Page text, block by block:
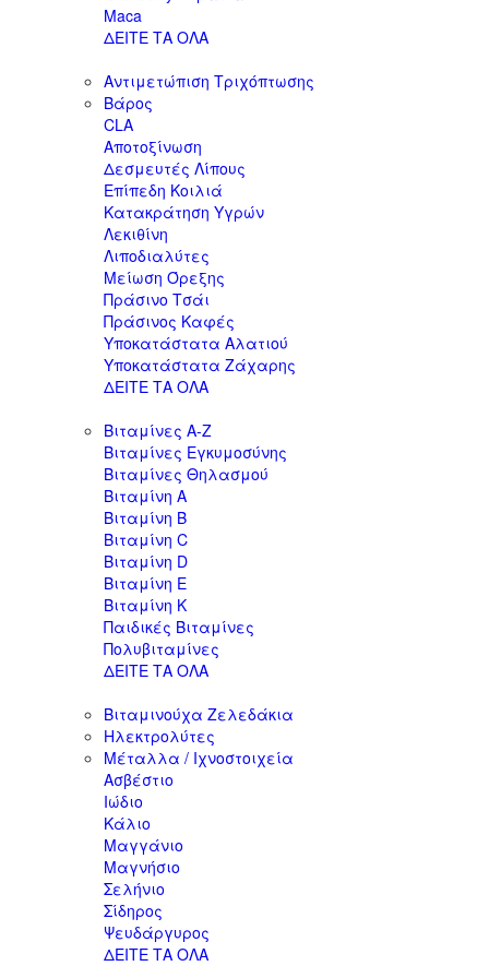
Maca
ΔΕΙΤΕ ΤΑ ΟΛΑ
Αντιμετώπιση Τριχόπτωσης
Βάρος
CLA
Αποτοξίνωση
Δεσμευτές Λίπους
Επίπεδη Κοιλιά
Κατακράτηση Υγρών
Λεκιθίνη
Λιποδιαλύτες
Μείωση Όρεξης
Πράσινο Τσάι
Πράσινος Καφές
Υποκατάστατα Αλατιού
Υποκατάστατα Ζάχαρης
ΔΕΙΤΕ ΤΑ ΟΛΑ
Βιταμίνες Α-Ζ
Βιταμίνες Εγκυμοσύνης
Βιταμίνες Θηλασμού
Βιταμίνη A
Βιταμίνη B
Βιταμίνη C
Βιταμίνη D
Βιταμίνη E
Βιταμίνη K
Παιδικές Βιταμίνες
Πολυβιταμίνες
ΔΕΙΤΕ ΤΑ ΟΛΑ
Βιταμινούχα Ζελεδάκια
Ηλεκτρολύτες
Μέταλλα / Ιχνοστοιχεία
Ασβέστιο
Ιώδιο
Κάλιο
Μαγγάνιο
Μαγνήσιο
Σελήνιο
Σίδηρος
Ψευδάργυρος
ΔΕΙΤΕ ΤΑ ΟΛΑ